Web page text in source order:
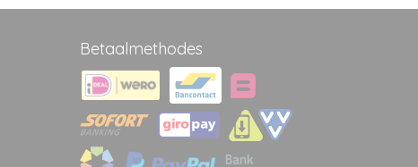
Betaalmethodes